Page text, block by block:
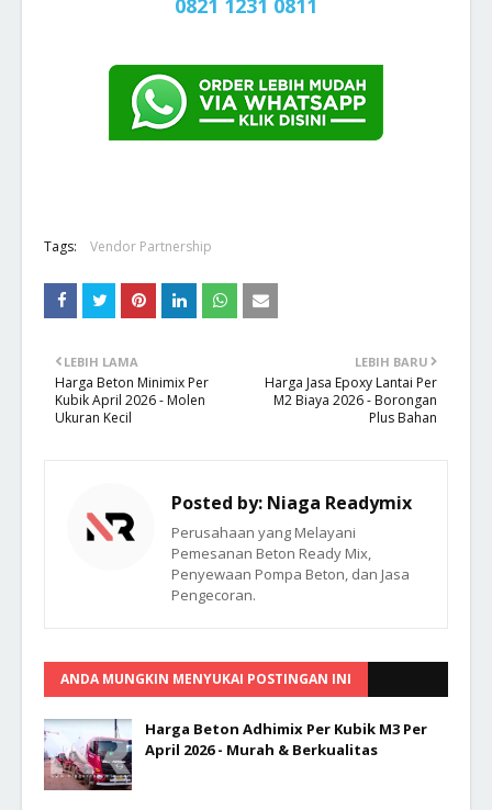
0821 1231 0811
Tags: Vendor Partnership
LEBIH BARU
Harga Jasa Epoxy Lantai Per
M2 Biaya 2026 - Borongan
Plus Bahan
LEBIH LAMA
Harga Beton Minimix Per
Kubik April 2026 - Molen
Ukuran Kecil
Posted by: Niaga Readymix
Perusahaan yang Melayani
Pemesanan Beton Ready Mix,
Penyewaan Pompa Beton, dan Jasa
Pengecoran.
ANDA MUNGKIN MENYUKAI POSTINGAN INI
Harga Beton Adhimix Per Kubik M3 Per
April 2026 - Murah & Berkualitas